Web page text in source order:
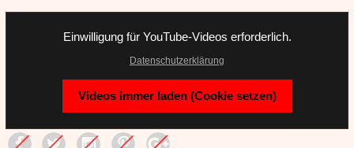
Einwilligung für YouTube-Videos erforderlich.
Datenschutzerklärung
Videos immer laden (Cookie setzen)